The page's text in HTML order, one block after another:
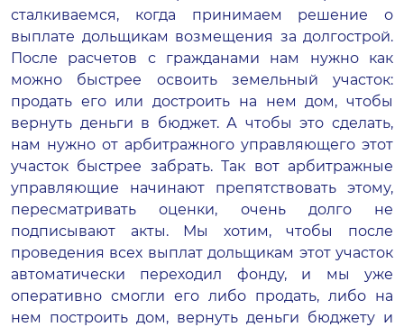
сталкиваемся, когда принимаем решение о
выплате дольщикам возмещения за долгострой.
После расчетов с гражданами нам нужно как
можно быстрее освоить земельный участок:
продать его или достроить на нем дом, чтобы
вернуть деньги в бюджет. А чтобы это сделать,
нам нужно от арбитражного управляющего этот
участок быстрее забрать. Так вот арбитражные
управляющие начинают препятствовать этому,
пересматривать оценки, очень долго не
подписывают акты. Мы хотим, чтобы после
проведения всех выплат дольщикам этот участок
автоматически переходил фонду, и мы уже
оперативно смогли его либо продать, либо на
нем построить дом, вернуть деньги бюджету и